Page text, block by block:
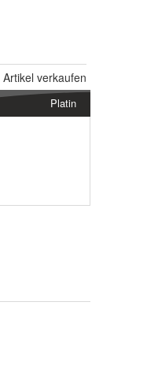
Artikel verkaufen
Platin